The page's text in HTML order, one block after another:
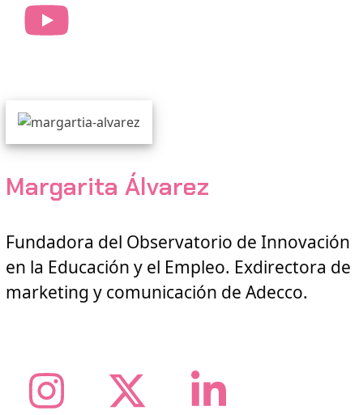
YouTube
Margarita Álvarez
Fundadora del Observatorio de Innovación
en la Educación y el Empleo. Exdirectora de
marketing y comunicación de Adecco.